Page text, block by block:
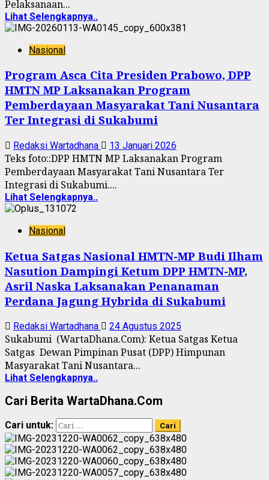
Pelaksanaan...
Lihat Selengkapnya..
Nasional
Program Asca Cita Presiden Prabowo, DPP
HMTN MP Laksanakan Program
Pemberdayaan Masyarakat Tani Nusantara
Ter Integrasi di Sukabumi
Redaksi Wartadhana 13 Januari 2026
Teks foto::DPP HMTN MP Laksanakan Program
Pemberdayaan Masyarakat Tani Nusantara Ter
Integrasi di Sukabumi....
Lihat Selengkapnya..
Nasional
Ketua Satgas Nasional HMTN-MP Budi Ilham
Nasution Dampingi Ketum DPP HMTN-MP,
Asril Naska Laksanakan Penanaman
Perdana Jagung Hybrida di Sukabumi
Redaksi Wartadhana 24 Agustus 2025
Sukabumi (WartaDhana.Com): Ketua Satgas Ketua
Satgas Dewan Pimpinan Pusat (DPP) Himpunan
Masyarakat Tani Nusantara...
Lihat Selengkapnya..
Cari Berita WartaDhana.Com
Cari untuk: